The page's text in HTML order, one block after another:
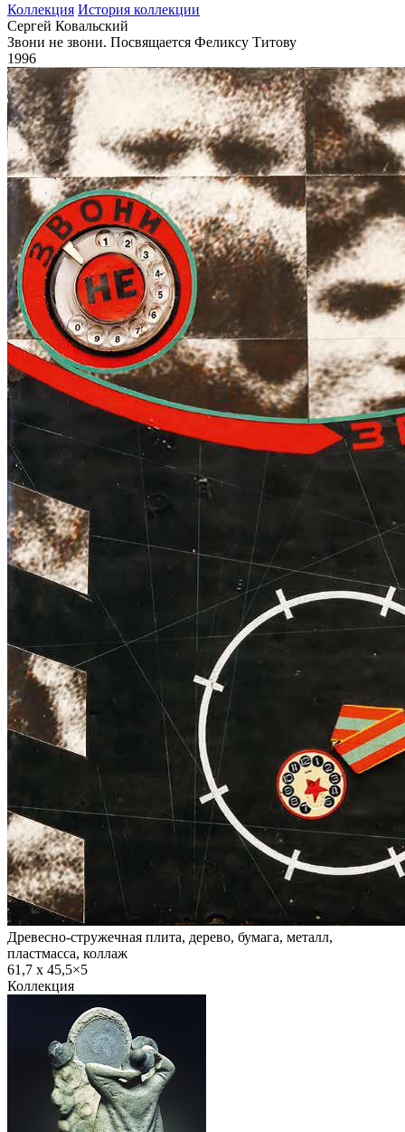
Коллекция История коллекции
Сергей Ковальский
Звони не звони. Посвящается Феликсу Титову
1996
Древесно-стружечная плита, дерево, бумага, металл,
пластмасса, коллаж
61,7 х 45,5×5
Коллекция